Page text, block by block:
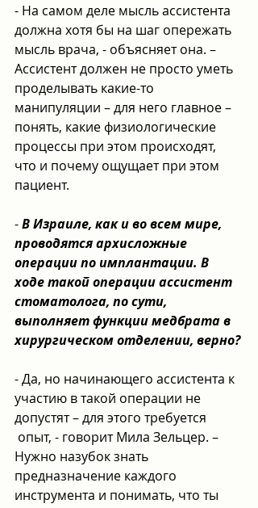
- На самом деле мысль ассистента
должна хотя бы на шаг опережать
мысль врача, - объясняет она. –
Ассистент должен не просто уметь
проделывать какие-то
манипуляции – для него главное –
понять, какие физиологические
процессы при этом происходят,
что и почему ощущает при этом
пациент.
- В Израиле, как и во всем мире,
проводятся архисложные
операции по имплантации. В
ходе такой операции ассистент
стоматолога, по сути,
выполняет функции медбрата в
хирургическом отделении, верно?
- Да, но начинающего ассистента к
участию в такой операции не
допустят – для этого требуется
опыт, - говорит Мила Зельцер. –
Нужно назубок знать
предназначение каждого
инструмента и понимать, что ты